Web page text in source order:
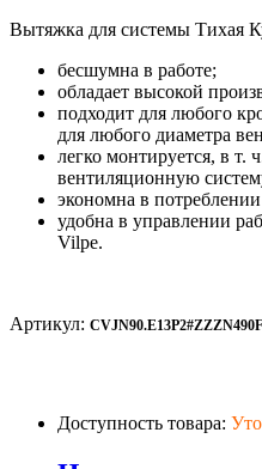
Вытяжка для системы Тихая
бесшумна в работе;
обладает высокой
подходит для любого
для любого диаметра
легко монтируется, в
вентиляционную
экономна в
удобна в управлении
Vilpe.
Артикул: CVJN90.E13P2#ZZZN490F
Доступность товара: